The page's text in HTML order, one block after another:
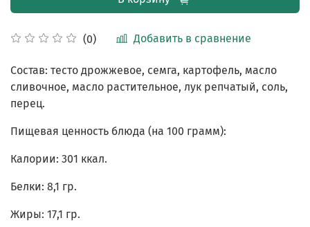
(0) Добавить в сравнение
Состав: тесто дрожжевое, семга, картофель, масло
сливочное, масло растительное, лук репчатый, соль,
перец.
Пищевая ценность блюда (на 100 грамм):
Калории: 301 ккал.
Белки: 8,1 гр.
Жиры: 17,1 гр.